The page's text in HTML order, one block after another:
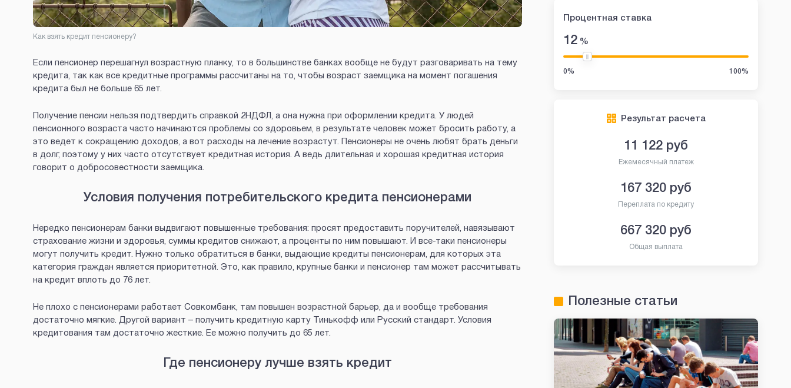
Как взять кредит пенсионеру?
Если пенсионер перешагнул возрастную планку, то в большинстве банках вообще не будут разговаривать на тему
кредита, так как все кредитные программы рассчитаны на то, чтобы возраст заемщика на момент погашения
кредита был не больше 65 лет.
Получение пенсии нельзя подтвердить справкой 2НДФЛ, а она нужна при оформлении кредита. У людей
пенсионного возраста часто начинаются проблемы со здоровьем, в результате человек может бросить работу, а
это ведет к сокращению доходов, а вот расходы на лечение возрастут. Пенсионеры не очень любят брать деньги
в долг, поэтому у них часто отсутствует кредитная история. А ведь длительная и хорошая кредитная история
говорит о добросовестности заемщика.
Условия получения потребительского кредита пенсионерами
Нередко пенсионерам банки выдвигают повышенные требования: просят предоставить поручителей, навязывают
страхование жизни и здоровья, суммы кредитов снижают, а проценты по ним повышают. И все-таки пенсионеры
могут получить кредит. Нужно только обратиться в банки, выдающие кредиты пенсионерам, для которых эта
категория граждан является приоритетной. Это, как правило, крупные банки и пенсионер там может рассчитывать
на кредит вплоть до 76 лет.
Не плохо с пенсионерами работает Совкомбанк, там повышен возрастной барьер, да и вообще требования
достаточно мягкие. Другой вариант – получить кредитную карту Тинькофф или Русский стандарт. Условия
кредитования там достаточно жесткие. Ее можно получить до 65 лет.
Где пенсионеру лучше взять кредит
Процентная ставка
12 %
0% 100%
Результат расчета
11 122 руб
Ежемесячный платеж
167 320 руб
Переплата по кредиту
667 320 руб
Общая выплата
Полезные статьи